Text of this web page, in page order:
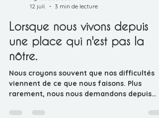
Agnès Desrues
12 juil.
Lorsque nous vivons depuis
une place qui n'est pas la